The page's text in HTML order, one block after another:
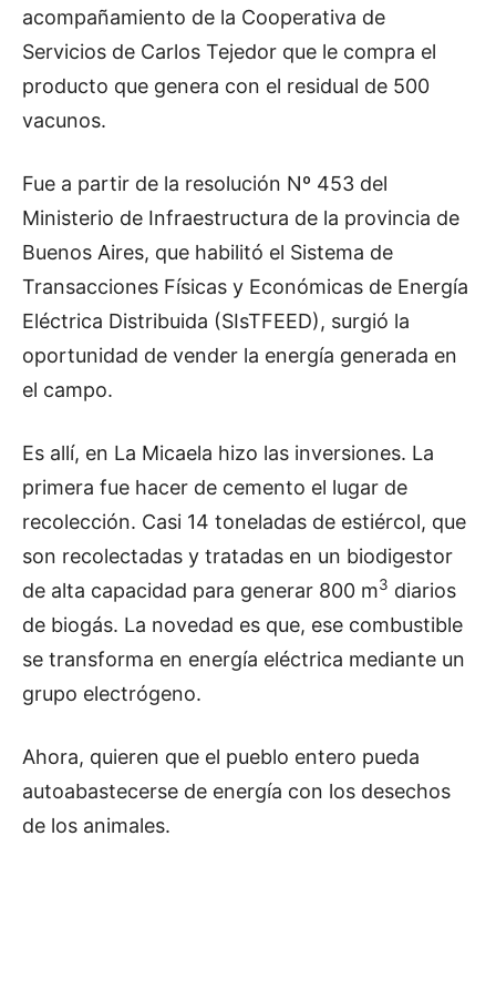
acompañamiento de la Cooperativa de
Servicios de Carlos Tejedor que le compra el
producto que genera con el residual de 500
vacunos.
Fue a partir de la resolución Nº 453 del
Ministerio de Infraestructura de la provincia de
Buenos Aires, que habilitó el Sistema de
Transacciones Físicas y Económicas de Energía
Eléctrica Distribuida (SIsTFEED), surgió la
oportunidad de vender la energía generada en
el campo.
Es allí, en La Micaela hizo las inversiones. La
primera fue hacer de cemento el lugar de
recolección. Casi 14 toneladas de estiércol, que
son recolectadas y tratadas en un biodigestor
de alta capacidad para generar 800 m3 diarios
de biogás. La novedad es que, ese combustible
se transforma en energía eléctrica mediante un
grupo electrógeno.
Ahora, quieren que el pueblo entero pueda
autoabastecerse de energía con los desechos
de los animales.